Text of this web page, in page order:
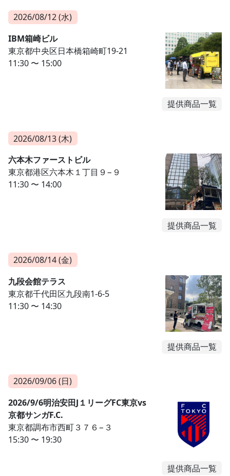
2026/08/12 (水)
IBM箱崎ビル
東京都中央区日本橋箱崎町19-21
11:30 〜 15:00
提供商品一覧
2026/08/13 (木)
六本木ファーストビル
東京都港区六本木１丁目９−９
11:30 〜 14:00
提供商品一覧
2026/08/14 (金)
九段会館テラス
東京都千代田区九段南1-6-5
11:30 〜 14:30
提供商品一覧
2026/09/06 (日)
2026/9/6明治安田J１リーグFC東京vs
京都サンガF.C.
東京都調布市西町３７６−３
15:30 〜 19:30
提供商品一覧